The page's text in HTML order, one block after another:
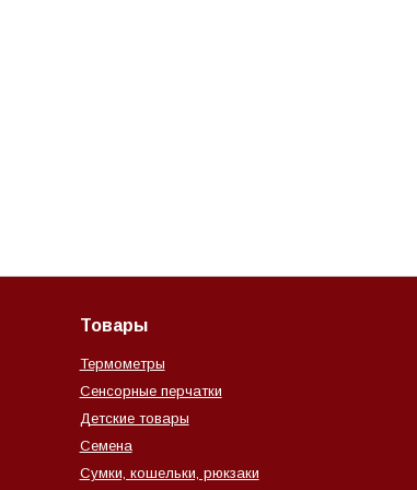
Товары
Термометры
Сенсорные перчатки
Детские товары
Семена
Сумки, кошельки, рюкзаки